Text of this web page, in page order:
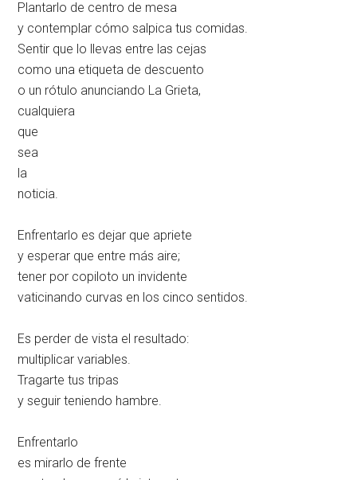
Plantarlo de centro de mesa
y contemplar cómo salpica tus comidas.
Sentir que lo llevas entre las cejas
como una etiqueta de descuento
o un rótulo anunciando La Grieta,
cualquiera
que
sea
la
noticia.
Enfrentarlo es dejar que apriete
y esperar que entre más aire;
tener por copiloto un invidente
vaticinando curvas en los cinco sentidos.
Es perder de vista el resultado:
multiplicar variables.
Tragarte tus tripas
y seguir teniendo hambre.
Enfrentarlo
es mirarlo de frente